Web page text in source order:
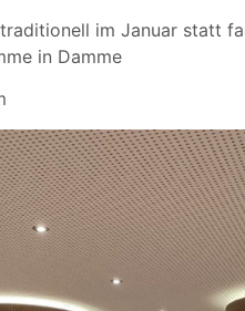
im Januar statt
in Damme